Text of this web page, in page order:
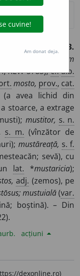
3.
mustum
REW 5783),cf. alb.
mosto, prov., cat.
(a avea lichid din
stoarce, a extrage
mustitor, s. n.
s. m. (vînzător de
mustăreață, s. f.
sevă), cu
lat. *mustaricia);
adj. (zemos), pe
mustuială(var.
boștină). – Din
acțiuni
dexonline.ro)
Am donat deja.